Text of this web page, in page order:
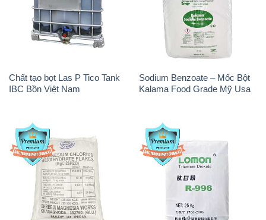
Chất tạo bọt Las P Tico Tank
IBC Bồn Việt Nam
Sodium Benzoate – Mốc Bột
Kalama Food Grade Mỹ Usa